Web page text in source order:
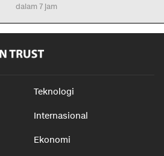
dalam 7 jam
Teknologi
Internasional
Ekonomi